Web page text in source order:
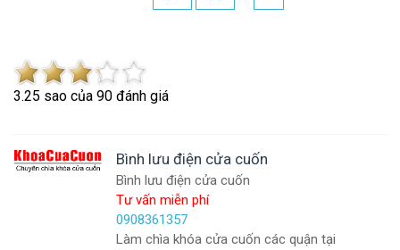
3.25 sao của 90 đánh giá
Bình lưu điện cửa cuốn
Bình lưu điện cửa cuốn
Tư vấn miễn phí
0908361357
Làm chìa khóa cửa cuốn các quận tại